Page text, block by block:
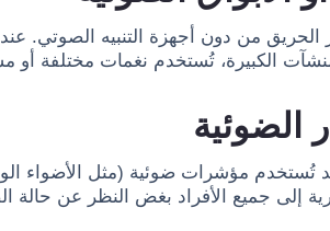
الحريق من دون أجهزة التنبيه الصوتي.
الكبيرة، تُستخدم نغمات مختلفة أو
الضوئية
تُستخدم مؤشرات ضوئية (مثل الأضواء
إلى جميع الأفراد بغض النظر عن حالة